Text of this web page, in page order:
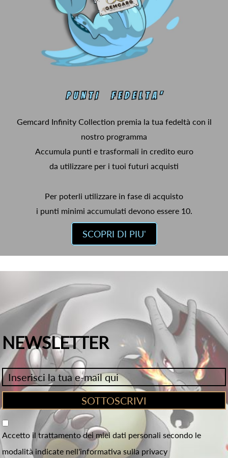
Gemcard Infinity Collection premia la tua fedeltà con il
nostro programma
Accumula punti e trasformali in credito euro
da utilizzare per i tuoi futuri acquisti
Per poterli utilizzare in fase di acquisto
i punti minimi accumulati devono essere 10.
SCOPRI DI PIU'
NEWSLETTER
Accetto il trattamento dei miei dati personali secondo le
modalità indicate nell'informativa sulla privacy